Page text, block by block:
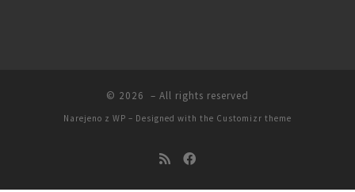
© 2026 – All rights reserved
Narejeno z WP – Designed with the Customizr theme